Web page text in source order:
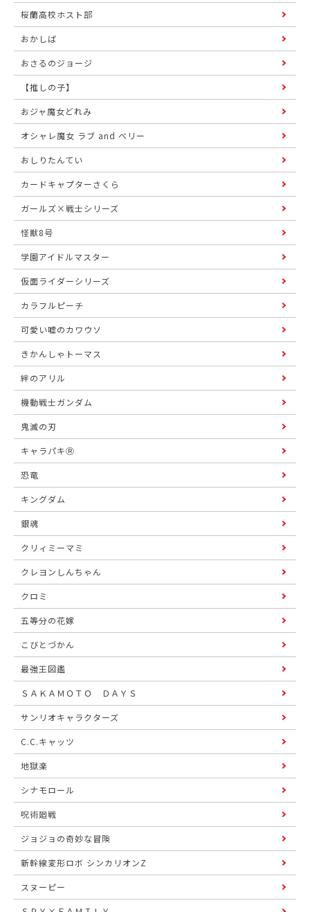
桜蘭高校ホスト部
おかしば
おさるのジョージ
【推しの子】
おジャ魔女どれみ
オシャレ魔女 ラブ and ベリー
おしりたんてい
カードキャプターさくら
ガールズ×戦士シリーズ
怪獣8号
学園アイドルマスター
仮面ライダーシリーズ
カラフルピーチ
可愛い嘘のカワウソ
きかんしゃトーマス
絆のアリル
機動戦士ガンダム
鬼滅の刃
キャラパキⓇ
恐竜
キングダム
銀魂
クリィミーマミ
クレヨンしんちゃん
クロミ
五等分の花嫁
こびとづかん
最強王図鑑
ＳＡＫＡＭＯＴＯ ＤＡＹＳ
サンリオキャラクターズ
C.C.キャッツ
地獄楽
シナモロール
呪術廻戦
ジョジョの奇妙な冒険
新幹線変形ロボ シンカリオンZ
スヌーピー